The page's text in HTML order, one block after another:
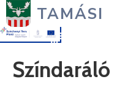
TAMÁSI
Városunk
Színdaráló